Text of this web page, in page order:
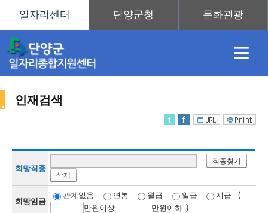
≡
용
재
업
업
터
인재검색
희망직종
직종찾기
삭제
희망임금
관계없음 연봉 월급 일급 시급
(
만원이상 만원이하 )
인